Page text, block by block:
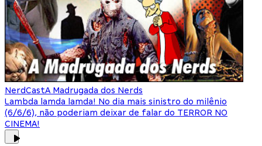
NerdCastA Madrugada dos Nerds
Lambda lamda lamda! No dia mais sinistro do milênio
(6/6/6), não poderiam deixar de falar do TERROR NO
CINEMA!